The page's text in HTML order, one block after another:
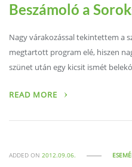
Beszámoló a
Nagy várakozással tekintettem a
megtartott program elé, hiszen
szünet után egy kicsit ismét
READ MORE
ADDED ON2012.09.06.